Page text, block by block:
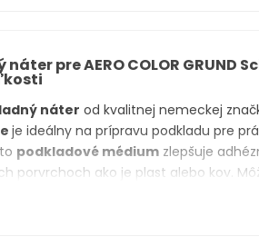
pre AERO COLOR GRUND
náter od kvalitnej nemeckej
je ideálny na prípravu podkladu pre
podkladové médium zlepšuje
porvrchoch ako je plast alebo kov.
a schne do transparentnej formy.
obrúste a v prípade potreby